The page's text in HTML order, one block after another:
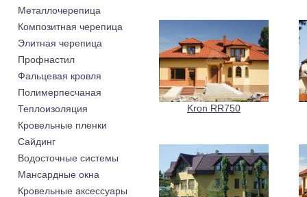
Металлочерепица
Композитная черепица
Элитная черепица
Профнастил
Фальцевая кровля
Полимерпесчаная
Теплоизоляция
Кровельные пленки
Cайдинг
Водосточные системы
Мансардные окна
Кровельные аксессуары
Kron RR750